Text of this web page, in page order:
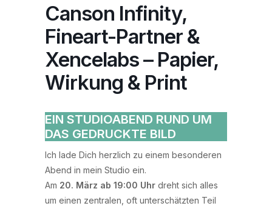
Canson Infinity,
Fineart-Partner &
Xencelabs – Papier,
Wirkung & Print
EIN STUDIOABEND RUND UM
DAS GEDRUCKTE BILD
Ich lade Dich herzlich zu einem besonderen
Abend in mein Studio ein.
Am 20. März ab 19:00 Uhr dreht sich alles
um einen zentralen, oft unterschätzten Teil